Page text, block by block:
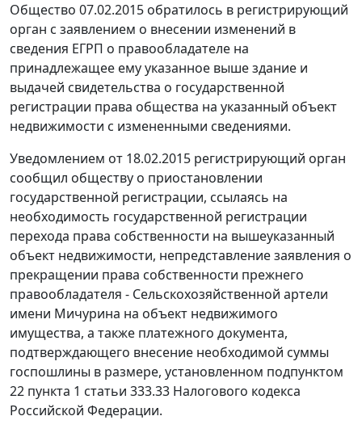
Общество 07.02.2015 обратилось в регистрирующий
орган с заявлением о внесении изменений в
сведения ЕГРП о правообладателе на
принадлежащее ему указанное выше здание и
выдачей свидетельства о государственной
регистрации права общества на указанный объект
недвижимости с измененными сведениями.
Уведомлением от 18.02.2015 регистрирующий орган
сообщил обществу о приостановлении
государственной регистрации, ссылаясь на
необходимость государственной регистрации
перехода права собственности на вышеуказанный
объект недвижимости, непредставление заявления о
прекращении права собственности прежнего
правообладателя - Сельскохозяйственной артели
имени Мичурина на объект недвижимого
имущества, а также платежного документа,
подтверждающего внесение необходимой суммы
госпошлины в размере, установленном подпунктом
22 пункта 1 статьи 333.33 Налогового кодекса
Российской Федерации.